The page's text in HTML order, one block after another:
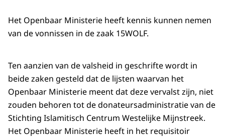
Het Openbaar Ministerie heeft kennis kunnen nemen
van de vonnissen in de zaak 15WOLF.
Ten aanzien van de valsheid in geschrifte wordt in
beide zaken gesteld dat de lijsten waarvan het
Openbaar Ministerie meent dat deze vervalst zijn, niet
zouden behoren tot de donateursadministratie van de
Stichting Islamitisch Centrum Westelijke Mijnstreek.
Het Openbaar Ministerie heeft in het requisitoir